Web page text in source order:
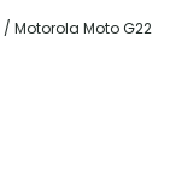
/ Motorola Moto G22